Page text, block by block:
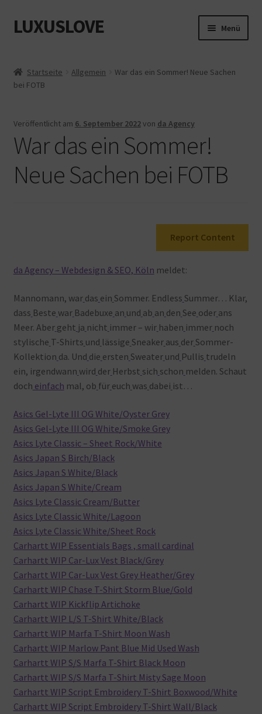
Zur
Navigation
Zum
Inhalt
LUXUSLOVE Menü
Cookie-Richtlinie (EU)
Datenschutz
Impressum
Kasse
Warenkorb
Startseite Allgemein
War das ein Sommer! Neue Sachen
bei FOTB
Veröffentlicht am 6. September 2022von da Agency
War das ein Sommer!
Neue Sachen bei FOTB
Report Content
da Agency – Webdesign & SEO, Köln meldet:
Mannomann, war das ein Sommer. Endless Summer… Klar,
dass Beste war Badebuxe an und ab an den See oder ans
Meer. Aber geht ja nicht immer – wir haben immer noch
stylische T-Shirts und lässige Sneaker aus der Sommer-
Kollektion da. Und die ersten Sweater und Pullis trudeln
ein, irgendwann wird der Herbst sich schon melden. Schaut
doch einfach mal, ob für euch was dabei ist…
Asics Gel-Lyte III OG White/Oyster Grey
Asics Gel-Lyte III OG White/Smoke Grey
Asics Lyte Classic – Sheet Rock/White
Asics Japan S Birch/Black
Asics Japan S White/Black
Asics Japan S White/Cream
Asics Lyte Classic Cream/Butter
Asics Lyte Classic White/Lagoon
Asics Lyte Classic White/Sheet Rock
Carhartt WIP Essentials Bags , small cardinal
Carhartt WIP Car-Lux Vest Black/Grey
Carhartt WIP Car-Lux Vest Grey Heather/Grey
Carhartt WIP Chase T-Shirt Storm Blue/Gold
Carhartt WIP Kickflip Artichoke
Carhartt WIP L/S T-Shirt White/Black
Carhartt WIP Marfa T-Shirt Moon Wash
Carhartt WIP Marlow Pant Blue Mid Used Wash
Carhartt WIP S/S Marfa T-Shirt Black Moon
Carhartt WIP S/S Marfa T-Shirt Misty Sage Moon
Carhartt WIP Script Embroidery T-Shirt Boxwood/White
Carhartt WIP Script Embroidery T-Shirt Wall/Black